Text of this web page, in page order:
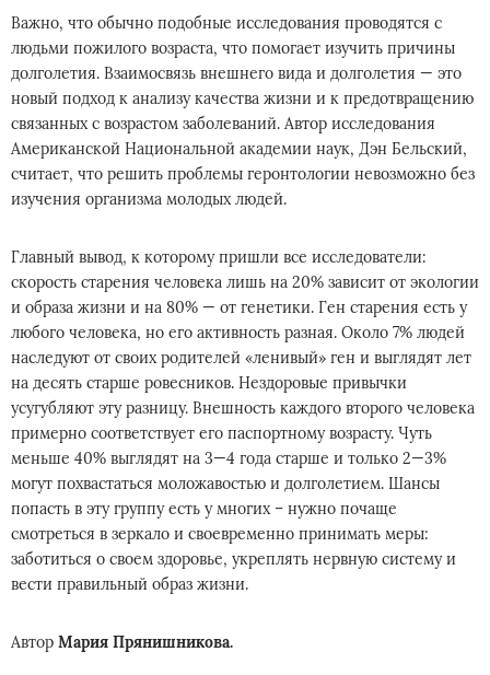
Важно, что обычно подобные исследования проводятся с
людьми пожилого возраста, что помогает изучить причины
долголетия. Взаимосвязь внешнего вида и долголетия — это
новый подход к анализу качества жизни и к предотвращению
связанных с возрастом заболеваний. Автор исследования
Американской Национальной академии наук, Дэн Бельский,
считает, что решить проблемы геронтологии невозможно без
изучения организма молодых людей.
Главный вывод, к которому пришли все исследователи:
скорость старения человека лишь на 20% зависит от экологии
и образа жизни и на 80% — от генетики. Ген старения есть у
любого человека, но его активность разная. Около 7% людей
наследуют от своих родителей «ленивый» ген и выглядят лет
на десять старше ровесников. Нездоровые привычки
усугубляют эту разницу. Внешность каждого второго человека
примерно соответствует его паспортному возрасту. Чуть
меньше 40% выглядят на 3—4 года старше и только 2—3%
могут похвастаться моложавостью и долголетием. Шансы
попасть в эту группу есть у многих – нужно почаще
смотреться в зеркало и своевременно принимать меры:
заботиться о своем здоровье, укреплять нервную систему и
вести правильный образ жизни.
Автор Мария Прянишникова.